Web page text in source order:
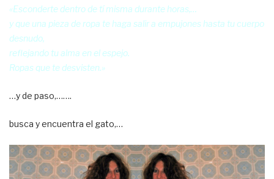
«Esconderte dentro de tí misma durante horas,…
y que una pieza de ropa te haga salir a empujones hasta tu cuerpo
desnudo,
reflejando tu alma en el espejo.
Ropas que te desvisten.»
…y de paso,…….
busca y encuentra el gato,…